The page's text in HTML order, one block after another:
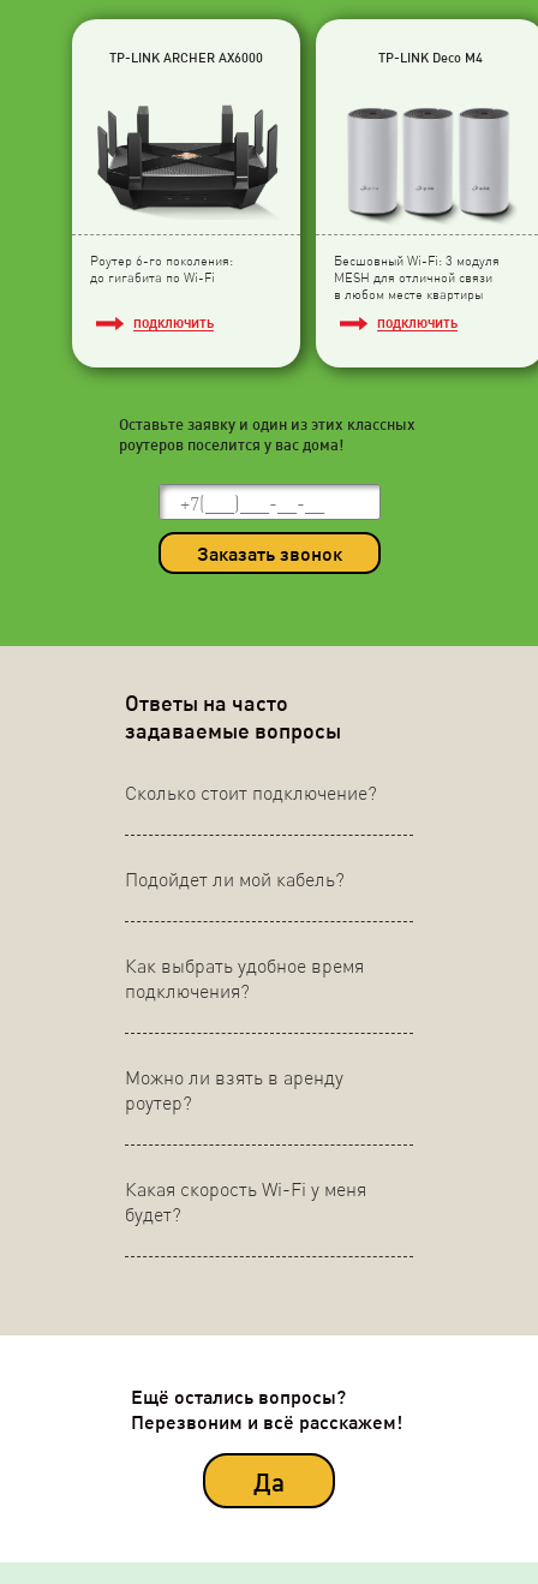
TP-LINK ARCHER AX6000
Роутер 6-го поколения:
до гигабита по Wi-Fi
ПОДКЛЮЧИТЬ
TP-LINK Deco M4
Бесшовный Wi-Fi: 3 модуля
МESH для отличной связи
в любом месте квартиры
ПОДКЛЮЧИТЬ
Оставьте заявку и один из этих классных
роутеров поселится у вас дома!
Заказать звонок
Ответы на часто
задаваемые вопросы
Сколько стоит подключение?
Подойдет ли мой кабель?
Как выбрать удобное время
подключения?
Можно ли взять в аренду
роутер?
Какая скорость Wi-Fi у меня
будет?
Ещё остались вопросы?
Перезвоним и всё расскажем!
Да